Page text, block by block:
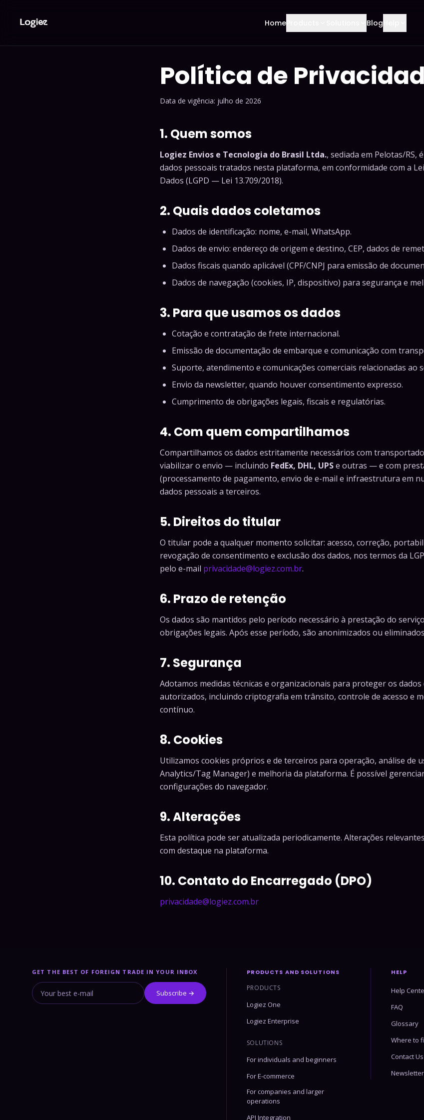
HomeProducts Blog
Política de
Data de vigência: julho de 2026
1. Quem somos
Logiez Envios e Tecnologia do Brasil Ltda., sediada em Pelotas/RS,
dados pessoais tratados nesta plataforma, em conformidade com a
Dados (LGPD — Lei 13.709/2018).
2. Quais dados coletamos
Dados de identificação: nome, e-mail, WhatsApp.
Dados de envio: endereço de origem e destino, CEP, dados de
Dados fiscais quando aplicável (CPF/CNPJ para emissão de
Dados de navegação (cookies, IP, dispositivo) para segurança e
3. Para que usamos os dados
Cotação e contratação de frete internacional.
Emissão de documentação de embarque e comunicação com
Suporte, atendimento e comunicações comerciais relacionadas ao
Envio da newsletter, quando houver consentimento expresso.
Cumprimento de obrigações legais, fiscais e regulatórias.
4. Com quem compartilhamos
Compartilhamos os dados estritamente necessários com
viabilizar o envio — incluindo FedEx, DHL, UPSe outras — e com
(processamento de pagamento, envio de e-mail e infraestrutura em
dados pessoais a terceiros.
5. Direitos do titular
O titular pode a qualquer momento solicitar: acesso, correção,
revogação de consentimento e exclusão dos dados, nos termos da
pelo e-mail privacidade@logiez.com.br.
6. Prazo de retenção
Os dados são mantidos pelo período necessário à prestação do
obrigações legais. Após esse período, são anonimizados ou
7. Segurança
Adotamos medidas técnicas e organizacionais para proteger os
autorizados, incluindo criptografia em trânsito, controle de acesso e
contínuo.
8. Cookies
Utilizamos cookies próprios e de terceiros para operação, análise de
Analytics/Tag Manager) e melhoria da plataforma. É possível
configurações do navegador.
9. Alterações
Esta política pode ser atualizada periodicamente. Alterações
com destaque na plataforma.
10. Contato do Encarregado (DPO)
privacidade@logiez.com.br
GET THE BEST OF FOREIGN TRADE IN YOUR INBOX
Subscribe →
PRODUCTS AND SOLUTIONS
PRODUCTS
Logiez One
Logiez Enterprise
SOLUTIONS
For individuals and beginners
For E-commerce
For companies and larger
operations
API Integration
HELP
Help
FAQ
Glossary
Where to
Contact Us
Newsletter